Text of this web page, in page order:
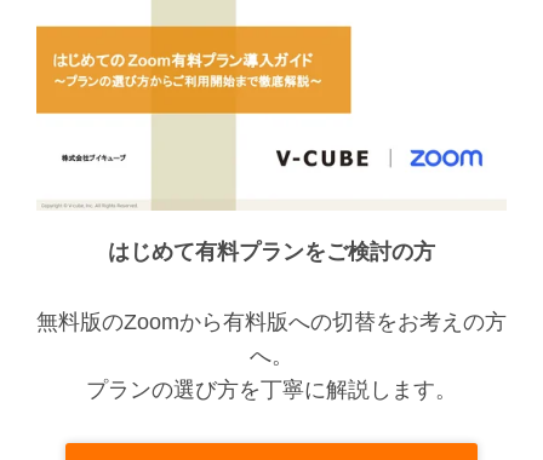
はじめて有料プランをご検討の方
無料版のZoomから有料版への切替をお考えの方
へ。
プランの選び方を丁寧に解説します。